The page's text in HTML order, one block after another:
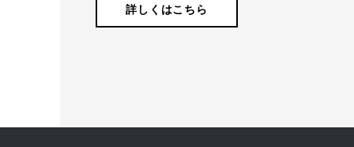
詳しくはこちら